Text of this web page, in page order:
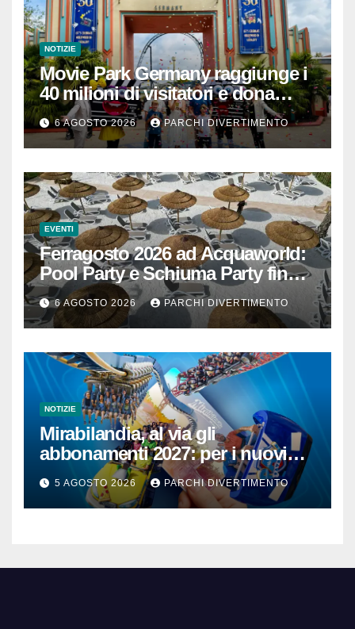
NOTIZIE
Movie Park Germany raggiunge i
40 milioni di visitatori e dona
40.000 euro
6 AGOSTO 2026 PARCHI DIVERTIMENTO
EVENTI
Ferragosto 2026 ad Acquaworld:
Pool Party e Schiuma Party fino a
mezzanotte
6 AGOSTO 2026 PARCHI DIVERTIMENTO
NOTIZIE
Mirabilandia, al via gli
abbonamenti 2027: per i nuovi
iscritti il 2026 è in omaggio
5 AGOSTO 2026 PARCHI DIVERTIMENTO